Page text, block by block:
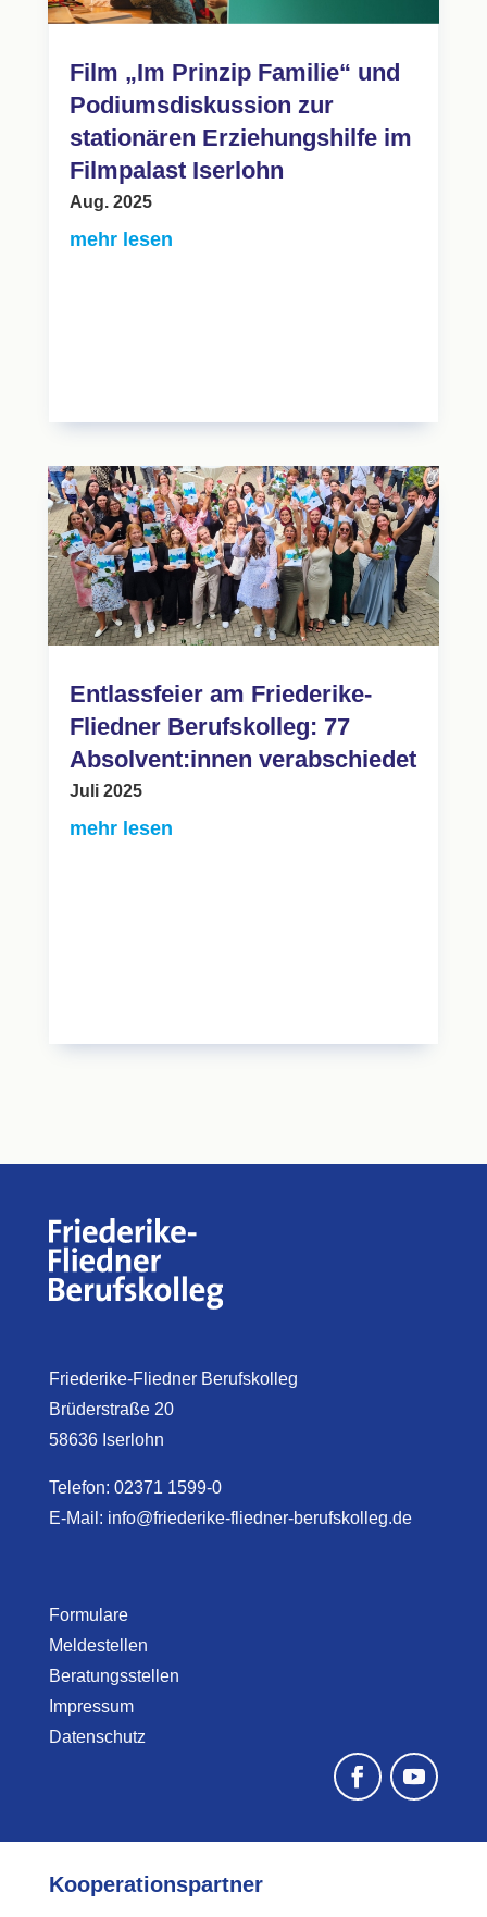
Film „Im Prinzip Familie“ und
Podiumsdiskussion zur
stationären Erziehungshilfe im
Filmpalast Iserlohn
Aug. 2025
mehr lesen
Entlassfeier am Friederike-
Fliedner Berufskolleg: 77
Absolvent:innen verabschiedet
Juli 2025
mehr lesen
Friederike-Fliedner Berufskolleg
Brüderstraße 20
58636 Iserlohn
Telefon: 02371 1599-0
E-Mail: info@friederike-fliedner-berufskolleg.de
Formulare
Meldestellen
Beratungsstellen
Impressum
Datenschutz
Kooperationspartner